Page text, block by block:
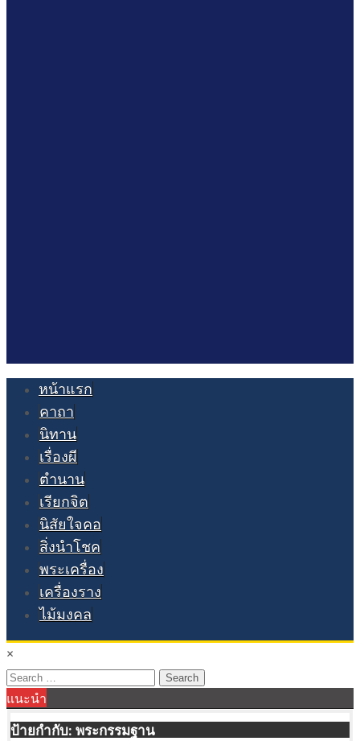
หน้าแรก
คาถา
นิทาน
เรื่องผี
ตำนาน
เรียกจิต
นิสัยใจคอ
สิ่งนำโชค
พระเครื่อง
เครื่องราง
ไม้มงคล
×
Search
for:
แนะนำ
ป้ายกำกับ: พระกรรมฐาน